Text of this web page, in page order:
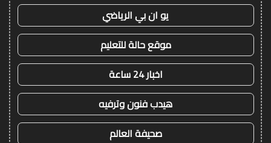
يو ان بي الرياضي
موقع حالة للتعليم
اخبار 24 ساعة
هيدب فنون وترفيه
صحيفة العالم